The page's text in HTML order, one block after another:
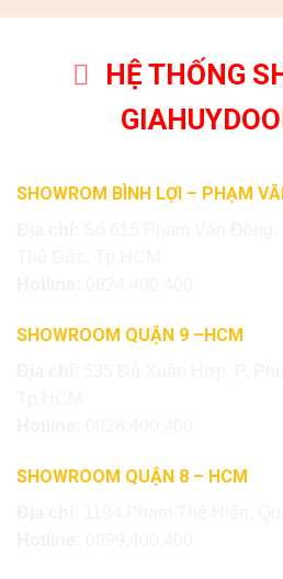
HỆ THỐNG
SHOWROM BÌNH LỢI – PHẠM
SHOWROOM QUẬN 9 –HCM
SHOWROOM QUẬN 8 – HCM